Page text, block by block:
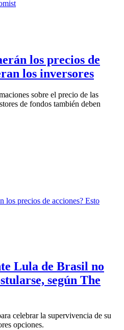
los precios de
los inversores
sobre el precio de las
de fondos también deben
Lula de Brasil no
según The
celebrar la supervivencia de su
opciones.